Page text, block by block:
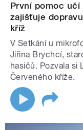
První pomoc
zajišťuje
kříž
V Setkání u
Jiřina Brychcí,
hasičů. Pozvala si
Červeného kříže.